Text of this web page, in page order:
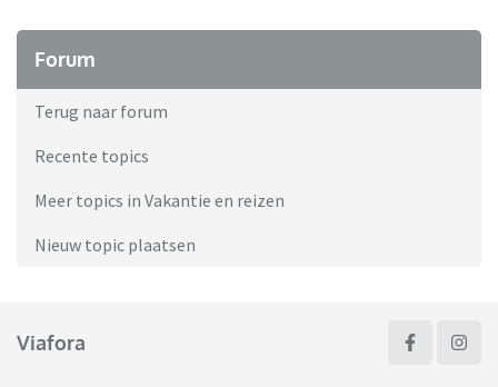
Forum
Terug naar forum
Recente topics
Meer topics in Vakantie en reizen
Nieuw topic plaatsen
Viafora